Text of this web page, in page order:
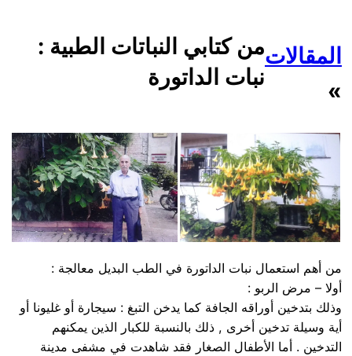
المقالات
»
من كتابي النباتات الطبية :
نبات الداتورة
من أهم استعمال نبات الداتورة في الطب البديل معالجة :
أولا – مرض الربو :
وذلك بتدخين أوراقه الجافة كما يدخن التبغ : سيجارة أو غليونا أو
أية وسيلة تدخين أخرى , ذلك بالنسبة للكبار الذين يمكنهم
التدخين . أما الأطفال الصغار فقد شاهدت في مشفى مدينة